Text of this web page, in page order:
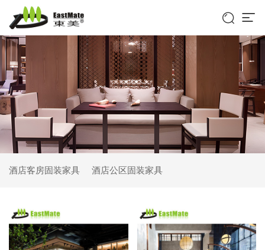
 
酒店客房固装家具 酒店公区固装家具